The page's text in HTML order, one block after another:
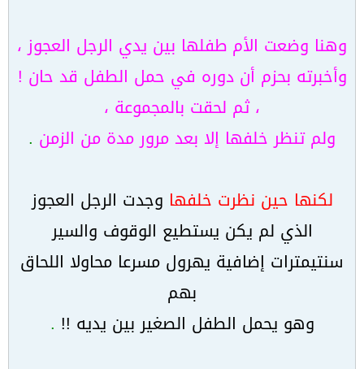
وهنا وضعت الأم طفلها بين يدي الرجل العجوز ،
وأخبرته بحزم أن دوره في حمل الطفل قد حان !
، ثم لحقت بالمجموعة ،
ولم تنظر خلفها إلا بعد مرور مدة من الزمن .
لكنها حين نظرت خلفها وجدت الرجل العجوز
الذي لم يكن يستطيع الوقوف والسير
سنتيمترات إضافية يهرول مسرعا محاولا اللحاق
بهم
وهو يحمل الطفل الصغير بين يديه !! .